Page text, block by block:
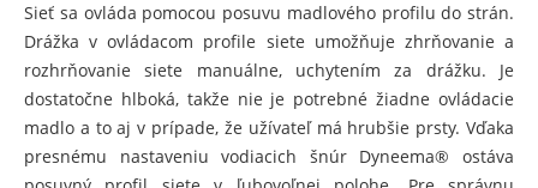
Sieť sa ovláda pomocou posuvu madlového profilu do strán.
Drážka v ovládacom profile siete umožňuje zhrňovanie a
rozhrňovanie siete manuálne, uchytením za drážku. Je
dostatočne hlboká, takže nie je potrebné žiadne ovládacie
madlo a to aj v prípade, že užívateľ má hrubšie prsty. Vďaka
presnému nastaveniu vodiacich šnúr Dyneema® ostáva